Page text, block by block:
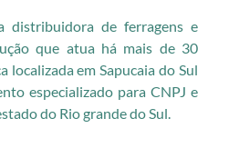
distribuidora de ferragens e
que atua há mais de 30
localizada em Sapucaia do Sul
especializado para CNPJ e
do Rio grande do Sul.